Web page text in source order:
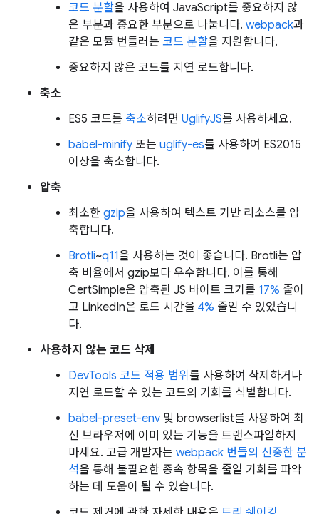
코드 분할을 사용하여 JavaScript를 중요하지 않
은 부분과 중요한 부분으로 나눕니다. webpack과
같은 모듈 번들러는 코드 분할을 지원합니다.
중요하지 않은 코드를 지연 로드합니다.
축소
ES5 코드를 축소하려면 UglifyJS를 사용하세요.
babel-minify 또는 uglify-es를 사용하여 ES2015
이상을 축소합니다.
압축
최소한 gzip을 사용하여 텍스트 기반 리소스를 압
축합니다.
Brotli~q11을 사용하는 것이 좋습니다. Brotli는 압
축 비율에서 gzip보다 우수합니다. 이를 통해
CertSimple은 압축된 JS 바이트 크기를 17% 줄이
고 LinkedIn은 로드 시간을 4% 줄일 수 있었습니
다.
사용하지 않는 코드 삭제
DevTools 코드 적용 범위 를 사용하여 삭제하거나
지연 로드할 수 있는 코드의 기회를 식별합니다.
babel-preset-env 및 browserlist를 사용하여 최
신 브라우저에 이미 있는 기능을 트랜스파일하지
마세요. 고급 개발자는 webpack 번들의 신중한 분
석을 통해 불필요한 종속 항목을 줄일 기회를 파악
하는 데 도움이 될 수 있습니다.